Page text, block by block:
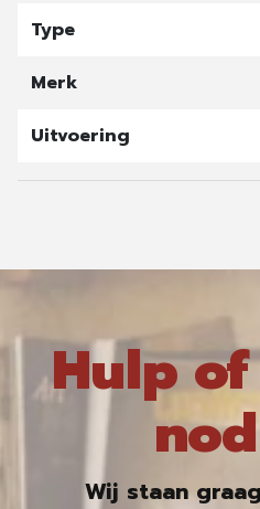
Type
Merk
Uitvoering
Hulp
Wij staan